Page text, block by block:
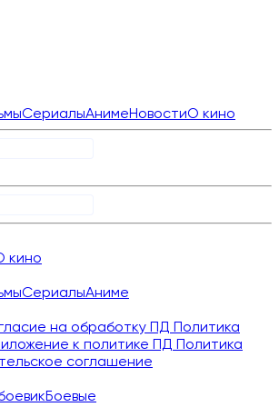
СериалыАнимеНовостиО кино
кино
СериалыАниме
на обработку ПД Политика
к политике ПД Политика
соглашение
Боевые